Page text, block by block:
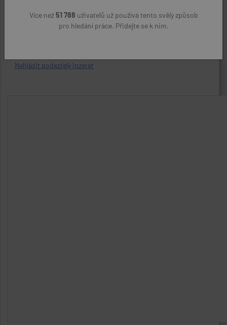
Nahlásit podezřelý inzerát
Více než51 788 uživatelů už používá tento svělý způsob
pro hledání práce. Přidejte se k nim.